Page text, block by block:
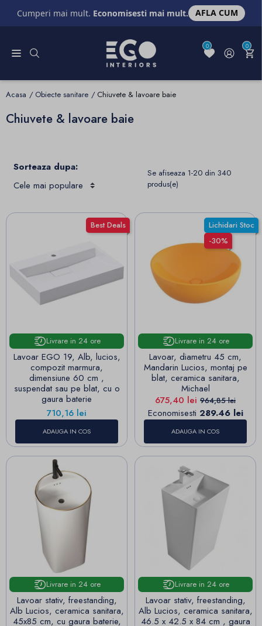
Cumperi mai mult. Economisesti mai mult. AFLA CUM
0 0
Acasa Obiecte sanitare Chiuvete & lavoare baie
Chiuvete & lavoare baie
Sorteaza dupa:
Se afiseaza 1-20 din 340
produs(e)
Best Deals
Livrare in 24 ore
Lavoar EGO 19, Alb, lucios,
compozit marmura,
dimensiune 60 cm ,
suspendat sau pe blat, cu o
gaura baterie
Pret
710,16 lei
ADAUGA IN COS
Lichidari Stoc
-30%
Livrare in 24 ore
Lavoar, diametru 45 cm,
Mandarin Lucios, montaj pe
blat, ceramica sanitara,
Michael
Pret
675,40 lei Pret de baza
964,85 lei
Economisesti 289.46 lei
ADAUGA IN COS
Livrare in 24 ore
Lavoar stativ, freestanding,
Alb Lucios, ceramica sanitara,
45x85 cm, cu gaura baterie,
Livrare in 24 ore
Lavoar stativ, freestanding,
Alb Lucios, ceramica sanitara,
46.5 x 42.5 x 84 cm , gaura